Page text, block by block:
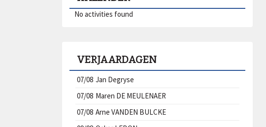
No activities found
VERJAARDAGEN
07/08 Jan Degryse
07/08 Maren DE MEULENAER
07/08 Arne VANDEN BULCKE